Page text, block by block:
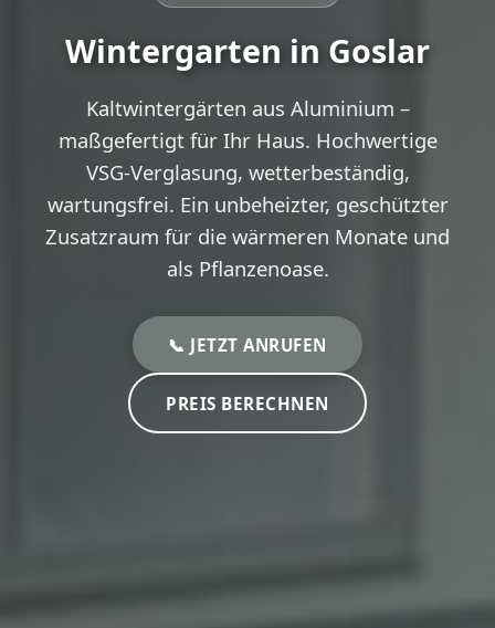
Wintergarten in Goslar
Kaltwintergärten aus Aluminium –
maßgefertigt für Ihr Haus. Hochwertige
VSG-Verglasung, wetterbeständig,
wartungsfrei. Ein unbeheizter, geschützter
Zusatzraum für die wärmeren Monate und
als Pflanzenoase.
📞 JETZT ANRUFEN
PREIS BERECHNEN